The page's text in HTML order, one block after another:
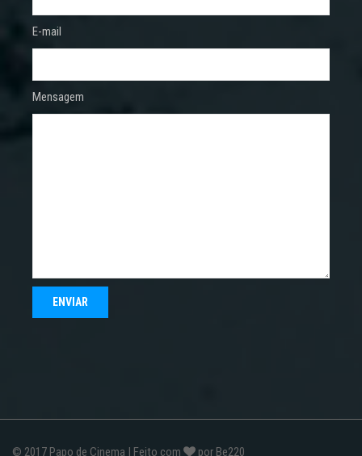
E-mail
Mensagem
© 2017 Papo de Cinema | Feito com por Be220